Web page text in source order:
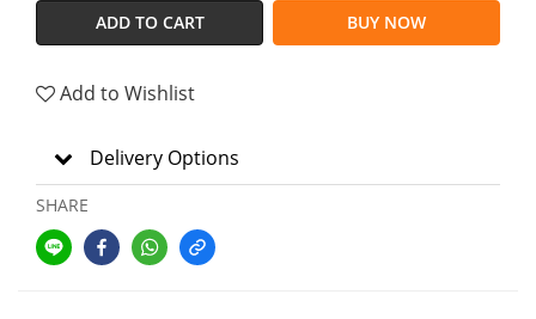
ADD TO CART BUY NOW
Add to Wishlist
Delivery Options
SHARE